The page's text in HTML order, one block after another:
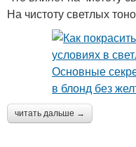
На чистоту светлых
читать дальше →